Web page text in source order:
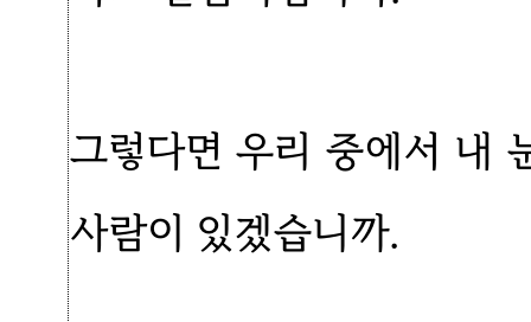
그렇다면 우리 중에서 내
사람이 있겠습니까.